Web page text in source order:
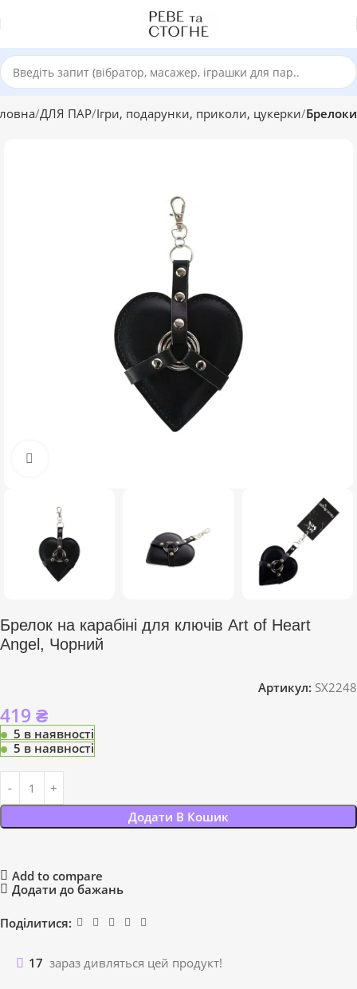
ДЛЯ ПАР Ігри, подарунки, приколи, цукерки Брелоки
Брелок на карабіні для ключів Art of Heart
Angel, Чорний
Артикул: SX2248
419 ₴
5 в наявності
5 в наявності
Додати В Кошик
Add to compare
Додати до бажань
Поділитися:
17 зараз дивляться цей продукт!